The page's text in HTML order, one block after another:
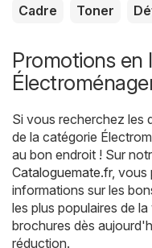
Cadre
Toner
Promotions en
Si vous recherchez les
de la catégorie
au bon endroit ! Sur
Cataloguemate.fr, vous
informations sur les
les plus populaires de
brochures dès
réduction.